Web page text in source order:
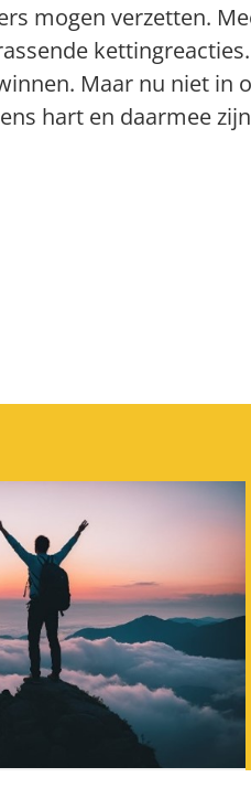
mogen verzetten.
Maar nu niet in
hart en daarmee